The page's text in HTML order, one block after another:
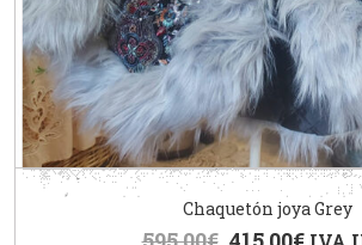
Chaquetón joya Grey